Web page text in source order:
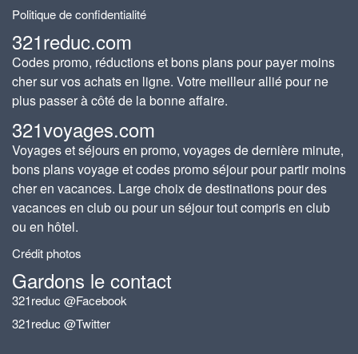
Politique de confidentialité
321reduc.com
Codes promo, réductions et bons plans pour payer moins
cher sur vos achats en ligne. Votre meilleur allié pour ne
plus passer à côté de la bonne affaire.
321voyages.com
Voyages et séjours en promo, voyages de dernière minute,
bons plans voyage et codes promo séjour pour partir moins
cher en vacances. Large choix de destinations pour des
vacances en club ou pour un séjour tout compris en club
ou en hôtel.
Crédit photos
Gardons le contact
321reduc @Facebook
321reduc @Twitter